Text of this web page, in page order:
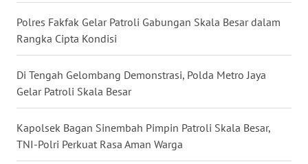
Polres Fakfak Gelar Patroli Gabungan Skala Besar dalam
Rangka Cipta Kondisi
Di Tengah Gelombang Demonstrasi, Polda Metro Jaya
Gelar Patroli Skala Besar
Kapolsek Bagan Sinembah Pimpin Patroli Skala Besar,
TNI-Polri Perkuat Rasa Aman Warga
WN
SULUT
WN
MALUKU
WN
MALUT